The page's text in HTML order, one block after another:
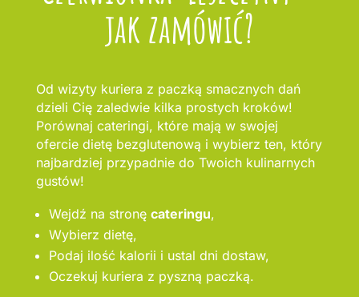
jak zamówić?
Od wizyty kuriera z paczką smacznych dań
dzieli Cię zaledwie kilka prostych kroków!
Porównaj cateringi, które mają w swojej
ofercie dietę bezglutenową i wybierz ten, który
najbardziej przypadnie do Twoich kulinarnych
gustów!
Wejdź na stronę cateringu,
Wybierz dietę,
Podaj ilość kalorii i ustal dni dostaw,
Oczekuj kuriera z pyszną paczką.